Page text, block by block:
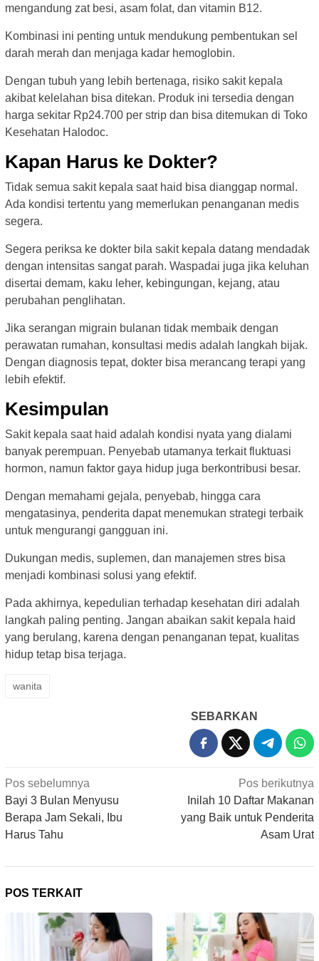
mengandung zat besi, asam folat, dan vitamin B12.
Kombinasi ini penting untuk mendukung pembentukan sel
darah merah dan menjaga kadar hemoglobin.
Dengan tubuh yang lebih bertenaga, risiko sakit kepala
akibat kelelahan bisa ditekan. Produk ini tersedia dengan
harga sekitar Rp24.700 per strip dan bisa ditemukan di Toko
Kesehatan Halodoc.
Kapan Harus ke Dokter?
Tidak semua sakit kepala saat haid bisa dianggap normal.
Ada kondisi tertentu yang memerlukan penanganan medis
segera.
Segera periksa ke dokter bila sakit kepala datang mendadak
dengan intensitas sangat parah. Waspadai juga jika keluhan
disertai demam, kaku leher, kebingungan, kejang, atau
perubahan penglihatan.
Jika serangan migrain bulanan tidak membaik dengan
perawatan rumahan, konsultasi medis adalah langkah bijak.
Dengan diagnosis tepat, dokter bisa merancang terapi yang
lebih efektif.
Kesimpulan
Sakit kepala saat haid adalah kondisi nyata yang dialami
banyak perempuan. Penyebab utamanya terkait fluktuasi
hormon, namun faktor gaya hidup juga berkontribusi besar.
Dengan memahami gejala, penyebab, hingga cara
mengatasinya, penderita dapat menemukan strategi terbaik
untuk mengurangi gangguan ini.
Dukungan medis, suplemen, dan manajemen stres bisa
menjadi kombinasi solusi yang efektif.
Pada akhirnya, kepedulian terhadap kesehatan diri adalah
langkah paling penting. Jangan abaikan sakit kepala haid
yang berulang, karena dengan penanganan tepat, kualitas
hidup tetap bisa terjaga.
wanita
SEBARKAN
Navigasi
pos
Pos sebelumnya
Bayi 3 Bulan Menyusu
Berapa Jam Sekali, Ibu
Harus Tahu
Pos berikutnya
Inilah 10 Daftar Makanan
yang Baik untuk Penderita
Asam Urat
POS TERKAIT